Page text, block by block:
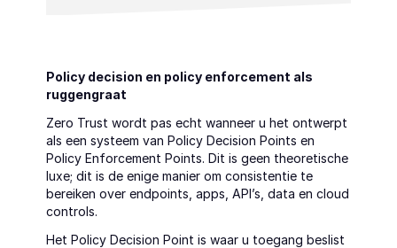
Policy decision en policy enforcement als
ruggengraat
Zero Trust wordt pas echt wanneer u het ontwerpt
als een systeem van Policy Decision Points en
Policy Enforcement Points. Dit is geen theoretische
luxe; dit is de enige manier om consistentie te
bereiken over endpoints, apps, API’s, data en cloud
controls.
Het Policy Decision Point is waar u toegang beslist